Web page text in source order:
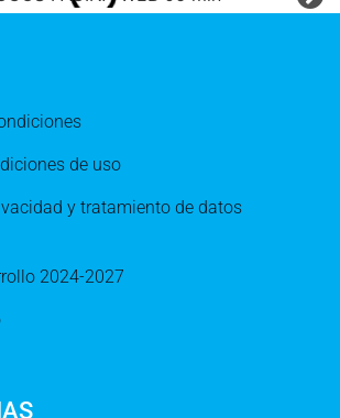
de uso
y tratamiento de datos
2024-2027